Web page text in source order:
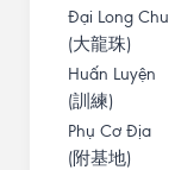
Đại Long Chu
(大龍珠)
Huấn Luyện
(訓練)
Phụ Cơ Địa
(附基地)